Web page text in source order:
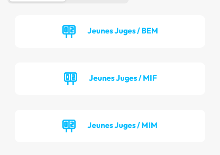
Jeunes Juges / BEM
Jeunes Juges / MIF
Jeunes Juges / MIM